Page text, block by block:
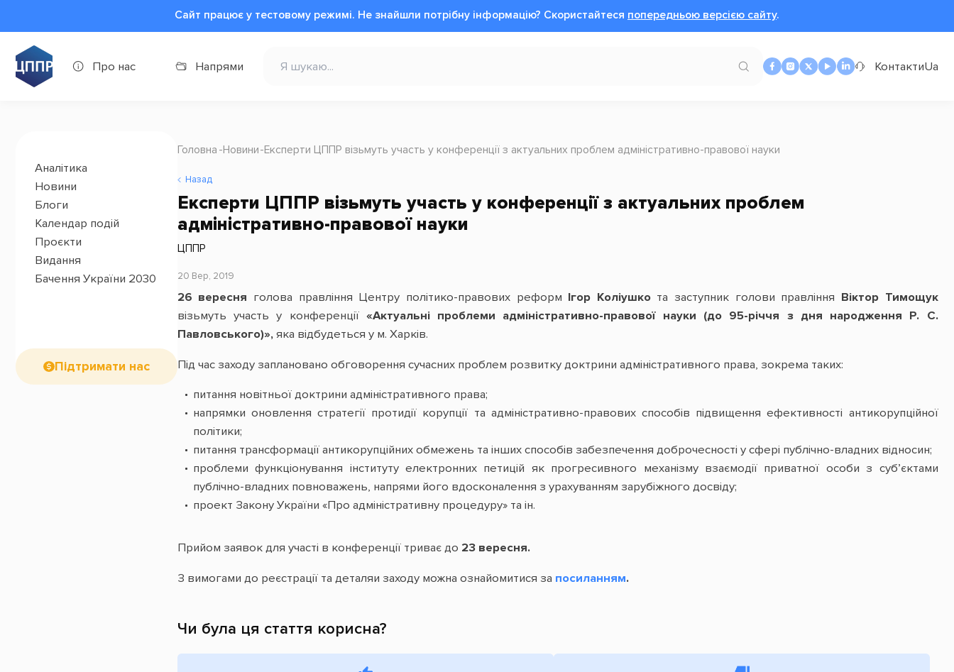
Сайт працює у тестовому режимі. Не знайшли потрібну інформацію? Cкористайтеся попередньою версією сайту.
Про нас Напрями КонтактиUa
Аналітика
Новини
Блоги
Календар подій
Проєкти
Видання
Бачення України 2030
Підтримати нас
Головна Новини Експерти ЦППР візьмуть участь у конференції з актуальних проблем адміністративно-правової науки
Назад
Експерти ЦППР візьмуть участь у конференції з актуальних проблем
адміністративно-правової науки
ЦППР
20 Вер, 2019
26 вересня голова правління Центру політико-правових реформ Ігор Коліушкота заступник голови правління Віктор Тимощук
візьмуть участь у конференції «Актуальні проблеми адміністративно-правової науки (до 95-річчя з дня народження Р. С.
Павловського)»,яка відбудеться у м. Харків.
Під час заходу заплановано обговорення сучасних проблем розвитку доктрини адміністративного права, зокрема таких:
питання новітньої доктрини адміністративного права;
напрямки оновлення стратегії протидії корупції та адміністративно-правових способів підвищення ефективності антикорупційної
політики;
питання трансформації антикорупційних обмежень та інших способів забезпечення доброчесності у сфері публічно-владних відносин;
проблеми функціонування інституту електронних петицій як прогресивного механізму взаємодії приватної особи з суб’єктами
публічно-владних повноважень, напрями його вдосконалення з урахуванням зарубіжного досвіду;
проект Закону України «Про адміністративну процедуру» та ін.
Прийом заявок для участі в конференції триває до 23 вересня.
З вимогами до реєстрації та деталяи заходу можна ознайомитися за посиланням.
Чи була ця стаття корисна?